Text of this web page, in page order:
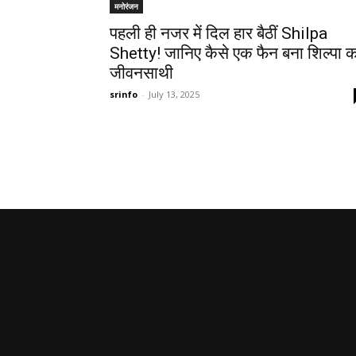
मनोरंजन
पहली ही नजर में दिल हार बैठीं Shilpa
Shetty! जानिए कैसे एक फैन बना शिल्पा
जीवनसाथी
srinfo - July 13, 2025